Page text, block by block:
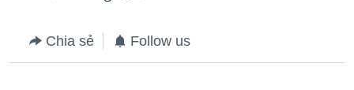
Chia sẻ Follow us